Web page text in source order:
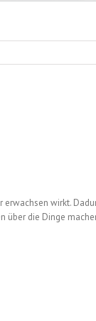
wirkt.
über die Dinge